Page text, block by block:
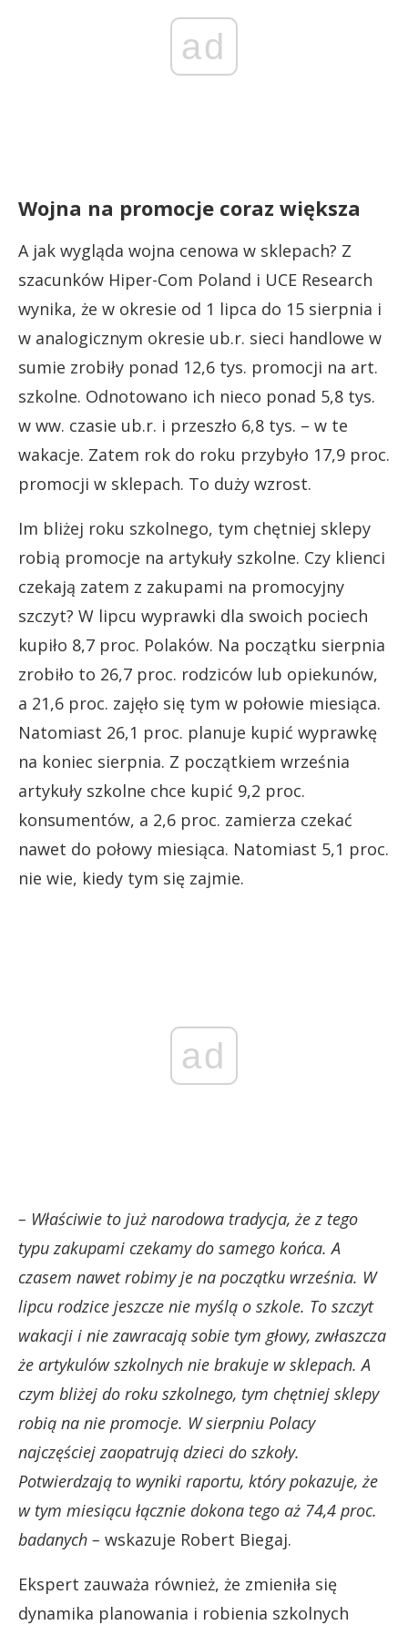
ad
Wojna na promocje coraz większa
A jak wygląda wojna cenowa w sklepach? Z
szacunków Hiper-Com Poland i UCE Research
wynika, że w okresie od 1 lipca do 15 sierpnia i
w analogicznym okresie ub.r. sieci handlowe w
sumie zrobiły ponad 12,6 tys. promocji na art.
szkolne. Odnotowano ich nieco ponad 5,8 tys.
w ww. czasie ub.r. i przeszło 6,8 tys. – w te
wakacje. Zatem rok do roku przybyło 17,9 proc.
promocji w sklepach. To duży wzrost.
Im bliżej roku szkolnego, tym chętniej sklepy
robią promocje na artykuły szkolne. Czy klienci
czekają zatem z zakupami na promocyjny
szczyt? W lipcu wyprawki dla swoich pociech
kupiło 8,7 proc. Polaków. Na początku sierpnia
zrobiło to 26,7 proc. rodziców lub opiekunów,
a 21,6 proc. zajęło się tym w połowie miesiąca.
Natomiast 26,1 proc. planuje kupić wyprawkę
na koniec sierpnia. Z początkiem września
artykuły szkolne chce kupić 9,2 proc.
konsumentów, a 2,6 proc. zamierza czekać
nawet do połowy miesiąca. Natomiast 5,1 proc.
nie wie, kiedy tym się zajmie.
ad
– Właściwie to już narodowa tradycja, że z tego
typu zakupami czekamy do samego końca. A
czasem nawet robimy je na początku września. W
lipcu rodzice jeszcze nie myślą o szkole. To szczyt
wakacji i nie zawracają sobie tym głowy, zwłaszcza
że artykulów szkolnych nie brakuje w sklepach. A
czym bliżej do roku szkolnego, tym chętniej sklepy
robią na nie promocje. W sierpniu Polacy
najczęściej zaopatrują dzieci do szkoły.
Potwierdzają to wyniki raportu, który pokazuje, że
w tym miesiącu łącznie dokona tego aż 74,4 proc.
badanych – wskazuje Robert Biegaj.
Ekspert zauważa również, że zmieniła się
dynamika planowania i robienia szkolnych